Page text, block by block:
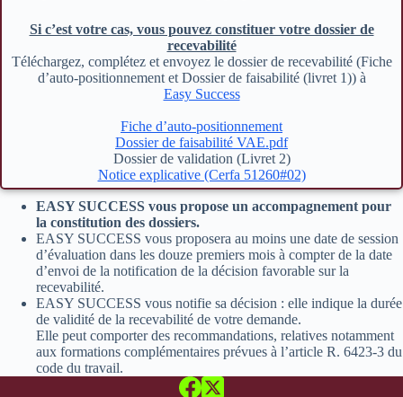
Si c’est votre cas, vous pouvez constituer votre dossier de
recevabilité
Téléchargez, complétez et envoyez le dossier de recevabilité (Fiche
d’auto-positionnement et Dossier de faisabilité (livret 1)) à
Easy Success
Fiche d’auto-positionnement
Dossier de faisabilité VAE.pdf
Dossier de validation (Livret 2)
Notice explicative (Cerfa 51260#02)
EASY SUCCESS vous propose un accompagnement pour
la constitution des dossiers.
EASY SUCCESS vous proposera au moins une date de session
d’évaluation dans les douze premiers mois à compter de la date
d’envoi de la notification de la décision favorable sur la
recevabilité.
EASY SUCCESS vous notifie sa décision : elle indique la durée
de validité de la recevabilité de votre demande.
Elle peut comporter des recommandations, relatives notamment
aux formations complémentaires prévues à l’article R. 6423-3 du
code du travail.